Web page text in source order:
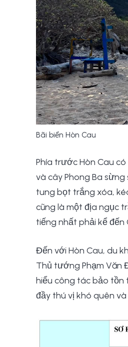
Bãi biển Hòn Cau
Phía trước Hòn Cau
và cây Phong Ba
tung bọt trắng xóa,
cũng là một địa ngục
tiếng nhất phải kể đến
Đến với Hòn Cau, du
Thủ tướng Phạm Văn
hiểu công tác bảo tồn
đầy thú vị khó quên